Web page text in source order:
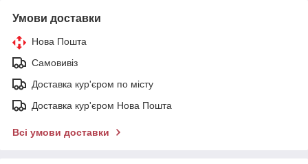
Умови доставки
Нова Пошта
Самовивіз
Доставка кур'єром по місту
Доставка кур'єром Нова Пошта
Всі умови доставки